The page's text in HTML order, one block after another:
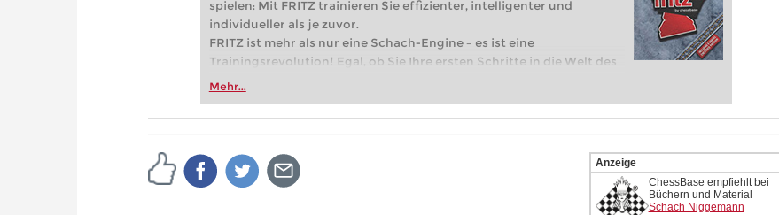
spielen: Mit FRITZ trainieren Sie effizienter, intelligenter und
individueller als je zuvor.
FRITZ ist mehr als nur eine Schach-Engine – es ist eine
Trainingsrevolution! Egal, ob Sie Ihre ersten Schritte in die Welt des
Vereinsschachs machen oder bereits auf Turnierniveau spielen: Mit
zuvor.
Mehr...
Anzeige
ChessBase empfiehlt bei
Büchern und Material
Schach Niggemann